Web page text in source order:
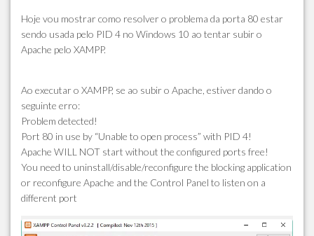
Hoje vou mostrar como resolver o problema da porta 80 estar
sendo usada pelo PID 4 no Windows 10 ao tentar subir o
Apache pelo XAMPP.
Ao executar o XAMPP, se ao subir o Apache, estiver dando o
seguinte erro:
Problem detected!
Port 80 in use by “Unable to open process” with PID 4!
Apache WILL NOT start without the configured ports free!
You need to uninstall/disable/reconfigure the blocking application
or reconfigure Apache and the Control Panel to listen on a
different port